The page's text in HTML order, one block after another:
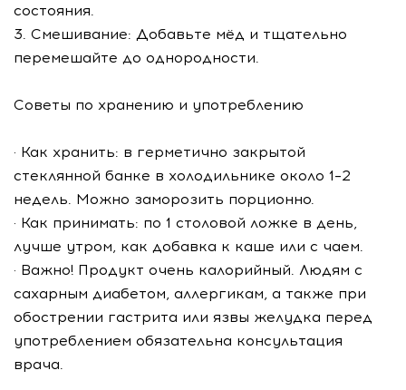
состояния.
3. Смешивание: Добавьте мёд и тщательно
перемешайте до однородности.
Советы по хранению и употреблению
· Как хранить: в герметично закрытой
стеклянной банке в холодильнике около 1–2
недель. Можно заморозить порционно.
· Как принимать: по 1 столовой ложке в день,
лучше утром, как добавка к каше или с чаем.
· Важно! Продукт очень калорийный. Людям с
сахарным диабетом, аллергикам, а также при
обострении гастрита или язвы желудка перед
употреблением обязательна консультация
врача.